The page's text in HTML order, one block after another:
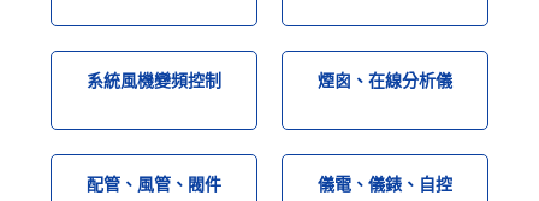
系統風機變頻控制 煙囪、在線分析儀
配管、風管、閥件 儀電、儀錶、自控